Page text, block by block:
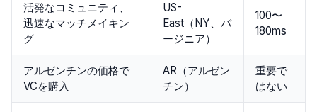
活発なコミュニティ、
迅速なマッチメイキン
グ
US-
East（NY、バ
ージニア）
100〜
180ms
アルゼンチンの価格で
VCを購入
AR（アルゼン
チン）
重要で
はない